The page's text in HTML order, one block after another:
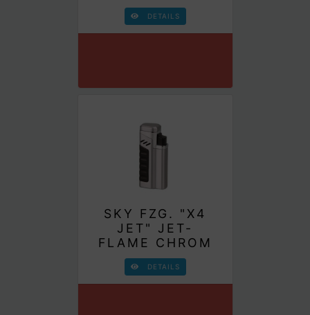
DETAILS
SKY FZG. "X4
JET" JET-
FLAME CHROM
DETAILS